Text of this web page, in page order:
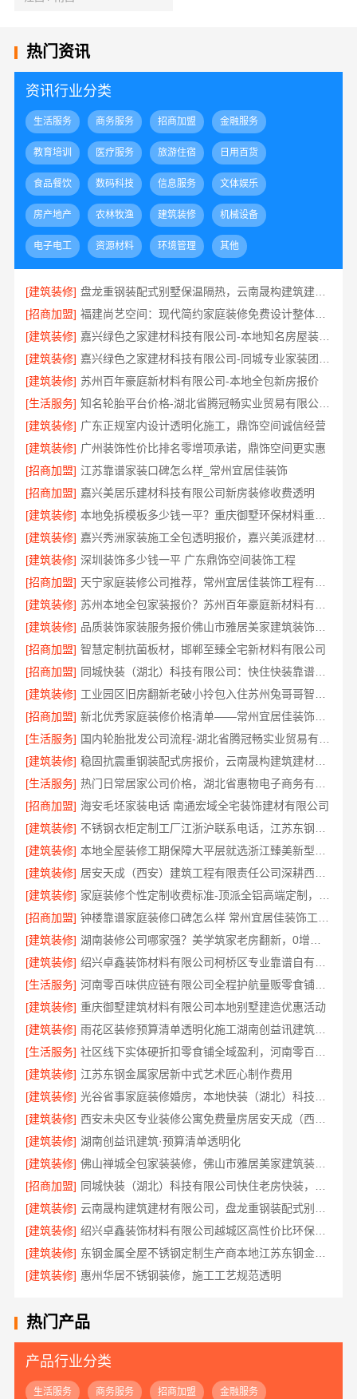
热门资讯
资讯行业分类
生活服务 商务服务 招商加盟 金融服务
教育培训 医疗服务 旅游住宿 日用百货
食品餐饮 数码科技 信息服务 文体娱乐
房产地产 农林牧渔 建筑装修 机械设备
电子电工 资源材料 环境管理 其他
[建筑装修]
盘龙重钢装配式别墅保温隔热，云南晟构建筑建材有限公司
[招商加盟]
福建尚艺空间：现代简约家庭装修免费设计整体落地
[建筑装修]
嘉兴绿色之家建材科技有限公司-本地知名房屋装修服务环保
[建筑装修]
[建筑装修] 苏州百年豪庭新材料有限公司-本地全包新房报价
[生活服务]
知名轮胎平台价格-湖北省腾冠畅实业贸易有限公司批发底价直供
[建筑装修] 广东正规室内设计透明化施工，鼎饰空间诚信经营
[建筑装修] 广州装饰性价比排名零增项承诺，鼎饰空间更实惠
[招商加盟] 江苏靠谱家装口碑怎么样_常州宜居佳装饰
[招商加盟] 嘉兴美居乐建材科技有限公司新房装修收费透明
[建筑装修]
本地免拆模板多少钱一平？重庆御墅环保材料重钢别墅
[建筑装修]
嘉兴秀洲家装施工全包透明报价，嘉兴美派建材科技有限公司闭口合同
[建筑装修] 深圳装饰多少钱一平 广东鼎饰空间装饰工程
[招商加盟]
[建筑装修]
[建筑装修]
品质装饰家装服务报价佛山市雅居美家建筑装饰工程有限公司
[招商加盟] 智慧定制抗菌板材，邯郸至臻全宅新材料有限公司
[招商加盟]
同城快装（湖北）科技有限公司：快住快装靠谱吗？省心老房翻新工期保障
[建筑装修]
[招商加盟]
新北优秀家庭装修价格清单——常州宜居佳装饰工程有限公司
[生活服务]
[建筑装修]
稳固抗震重钢装配式房报价，云南晟构建筑建材有限公司公开透明
[生活服务]
[招商加盟] 海安毛坯家装电话 南通宏域全宅装饰建材有限公司
[建筑装修]
[建筑装修]
[建筑装修]
[建筑装修]
[招商加盟]
[建筑装修]
[建筑装修]
[生活服务]
河南零百味供应链有限公司全程护航量贩零食铺无忧经营
[建筑装修] 重庆御墅建筑材料有限公司本地别墅建造优惠活动
[建筑装修]
雨花区装修预算清单透明化施工湖南创益讯建筑有限公司
[生活服务]
[建筑装修] 江苏东钢金属家居新中式艺术匠心制作费用
[建筑装修]
[建筑装修]
[建筑装修] 湖南创益讯建筑·预算清单透明化
[建筑装修]
佛山禅城全包家装装修，佛山市雅居美家建筑装饰工程有限公司
[招商加盟]
[建筑装修]
[建筑装修]
绍兴卓鑫装饰材料有限公司越城区高性价比环保家装
[建筑装修]
东钢金属全屋不锈钢定制生产商本地江苏东钢金属科技有限公司
[建筑装修] 惠州华居不锈钢装修，施工工艺规范透明
热门产品
产品行业分类
生活服务 商务服务 招商加盟 金融服务